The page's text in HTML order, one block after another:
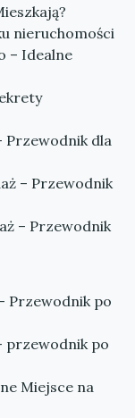
nieruchomości
– Idealne
Przewodnik dla
– Przewodnik
– Przewodnik
Przewodnik po
przewodnik po
Miejsce na